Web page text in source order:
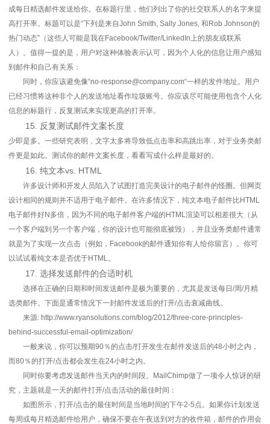
成每日精选邮件发送给你。在标题行里，他们列出了你的社交联系人的名字来提
高打开率。标题可以是“下列是来自John Smith, Sally Jones, 和Rob Johnson的
热门动态”（这些人可能是我在Facebook/Twitter/LinkedIn上的朋友或联系
人）。值得一提的是，用户对这种体验表示认可，因为个人化的信息让用户感知
到邮件和自己有关系：
同时，你应该避免像“no-response@company.com“一样的发件地址。用户
已经习惯将这种非个人的发送地址看作垃圾账号。你应该尽可能使用包含个人化
信息的标题行，反复测试来实现更高的打开率。
15. 反复测试邮件文案长度
少即是多。一些研究表明，文字太多将导致低点击率和高跳出率，对于业务类邮
件更是如此。测试你的邮件文案长度，看看写成什么样是最好的。
16. 纯文本vs. HTML
许多设计师和开发人员陷入了试图打造完美设计的电子邮件的怪圈。但网页
设计相同的规则并不适用于电子邮件。在许多情况下，纯文本电子邮件比HTML
电子邮件好N多倍，因为不同的电子邮件客户端的HTML渲染可以相差很大（从
一个客户端到另一个客户端，你的设计也可能彻底被毁），并且业务类邮件通常
就是为了实现一次点击（例如，Facebook的邮件通知你有人给你留言）。你可
以试试看纯文本是否优于HTML。
17. 选择发送邮件的合适时机
选择在正确的日期和时间发送邮件是极为重要的，尤其是发送每日/周/月精
选类邮件。下面是通常情况下一封邮件发送后的打开/点击衰减曲线。
来源: http://www.ryansolutions.com/blog/2012/three-core-principles-
behind-successful-email-optimization/
一般来说，你可以预期90％的点击/打开发生在邮件发送后的48小时之内，
而80％的打开/点击都会发生在24小时之内。
同时你要考虑发送邮件当天内的时间段。MailChimp做了一项令人惊讶的研
究，主题就是一天的邮件打开/点击活动的最佳时间：
如图所示，打开/点击的最佳时间是当地时间的下午2-5点。如果你计划发送
每周或每月精选邮件给用户，确保不要在午夜送到对方的收件箱，邮件的作用会